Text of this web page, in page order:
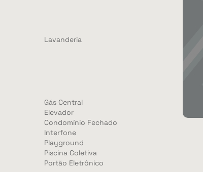
Lavanderia
Gás Central
Elevador
Condomínio Fechado
Interfone
Playground
Piscina Coletiva
Portão Eletrônico